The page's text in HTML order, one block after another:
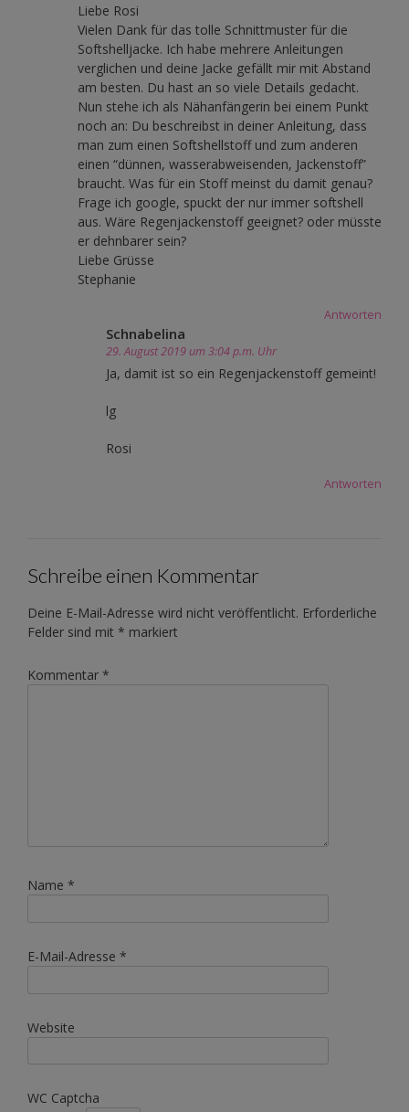
Liebe Rosi
Vielen Dank für das tolle Schnittmuster für die
Softshelljacke. Ich habe mehrere Anleitungen
verglichen und deine Jacke gefällt mir mit Abstand
am besten. Du hast an so viele Details gedacht.
Nun stehe ich als Nähanfängerin bei einem Punkt
noch an: Du beschreibst in deiner Anleitung, dass
man zum einen Softshellstoff und zum anderen
einen “dünnen, wasserabweisenden, Jackenstoff”
braucht. Was für ein Stoff meinst du damit genau?
Frage ich google, spuckt der nur immer softshell
aus. Wäre Regenjackenstoff geeignet? oder müsste
er dehnbarer sein?
Liebe Grüsse
Stephanie
Antworten
Schnabelina
29. August 2019 um 3:04 p.m. Uhr
Ja, damit ist so ein Regenjackenstoff gemeint!
lg
Rosi
Antworten
Schreibe einen Kommentar
Deine E-Mail-Adresse wird nicht veröffentlicht. Erforderliche
Felder sind mit * markiert
Kommentar *
Name *
E-Mail-Adresse *
Website
WC Captcha